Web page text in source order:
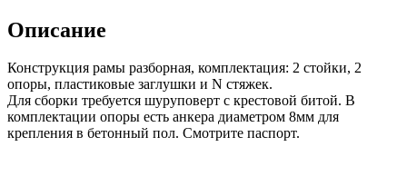
Описание
Конструкция рамы разборная, комплектация: 2 стойки, 2
опоры, пластиковые заглушки и N стяжек.
Для сборки требуется шуруповерт с крестовой битой. В
комплектации опоры есть анкера диаметром 8мм для
крепления в бетонный пол. Смотрите паспорт.